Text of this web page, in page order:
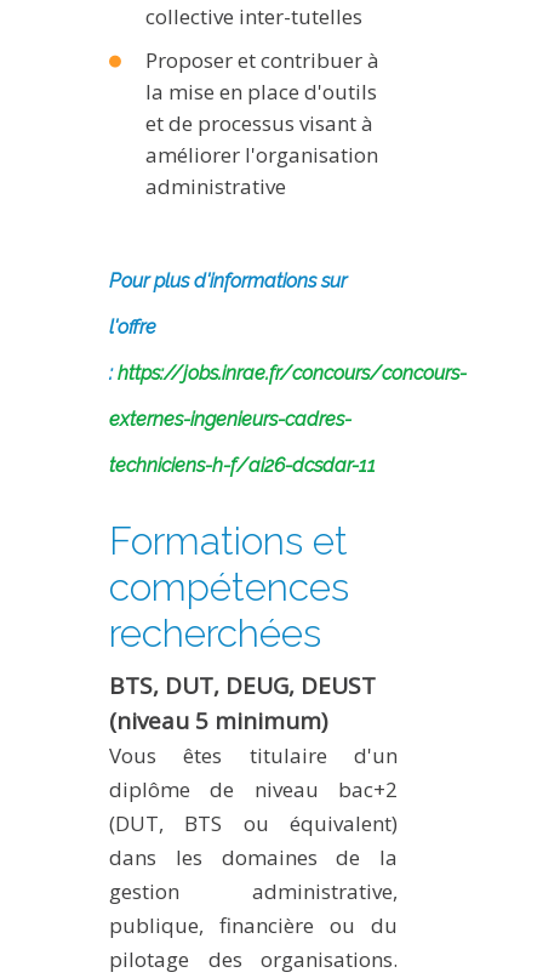
collective inter-tutelles
Proposer et contribuer à
la mise en place d'outils
et de processus visant à
améliorer l'organisation
administrative
Pour plus d'informations sur
l'offre
:https://jobs.inrae.fr/concours/concours-
externes-ingenieurs-cadres-
techniciens-h-f/ai26-dcsdar-11
Formations et
compétences
recherchées
BTS, DUT, DEUG, DEUST
(niveau 5 minimum)
Vous êtes titulaire d'un
diplôme de niveau bac+2
(DUT, BTS ou équivalent)
dans les domaines de la
gestion administrative,
publique, financière ou du
pilotage des organisations.